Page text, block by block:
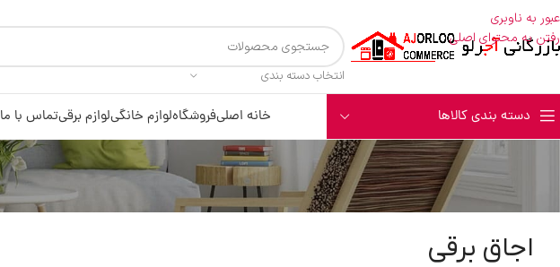
عبور به ناوبری
رفتن به محتوای اصلی
انتخاب دسته بندی
دسته بندی کالاها خانه اصلیفروشگاهلوازم خانگیلوازم برقیتماس با ما
اجاق برقی